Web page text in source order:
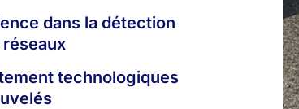
dans la détection
technologiques